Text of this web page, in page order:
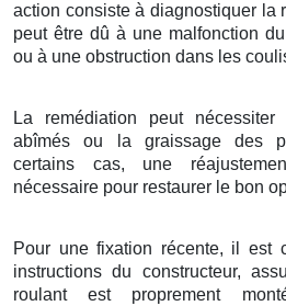
action consiste à diagnostiquer la
peut être dû à une malfonction
ou à une obstruction dans les
La remédiation peut
abîmés ou la graissage des
certains cas, une
nécessaire pour restaurer le bon
Pour une fixation récente, il est
instructions du constructeur,
roulant est proprement